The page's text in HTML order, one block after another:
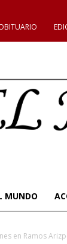
MUNDO
en Ramos